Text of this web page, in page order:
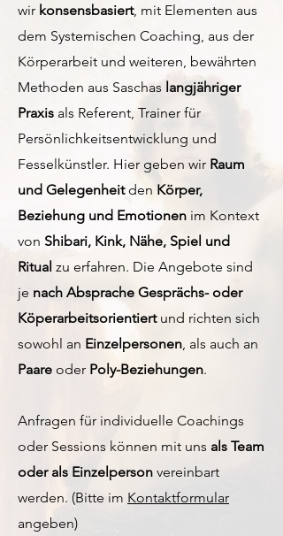
wir konsensbasiert, mit Elementen aus
dem Systemischen Coaching, aus der
Körperarbeit und weiteren, bewährten
Methoden aus Saschas langjähriger
Praxis als Referent, Trainer für
Persönlichkeitsentwicklung und
Fesselkünstler. Hier geben wir Raum
und Gelegenheitden Körper,
Beziehung und Emotionen im Kontext
von Shibari, Kink, Nähe, Spiel und
Ritual zu erfahren. Die Angebote sind
je nach Absprache Gesprächs- oder
Köperarbeitsorientiertund richten sich
sowohl an Einzelpersonen , als auch an
Paare oder Poly-Beziehungen.
Anfragen für individuelle Coachings
oder Sessions können mit uns als Team
oder als Einzelperson vereinbart
werden. (Bitte im Kontaktformular
angeben)